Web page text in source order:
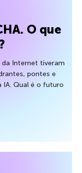
O que
da Internet tiveram
pontes e
IA. Qual é o futuro